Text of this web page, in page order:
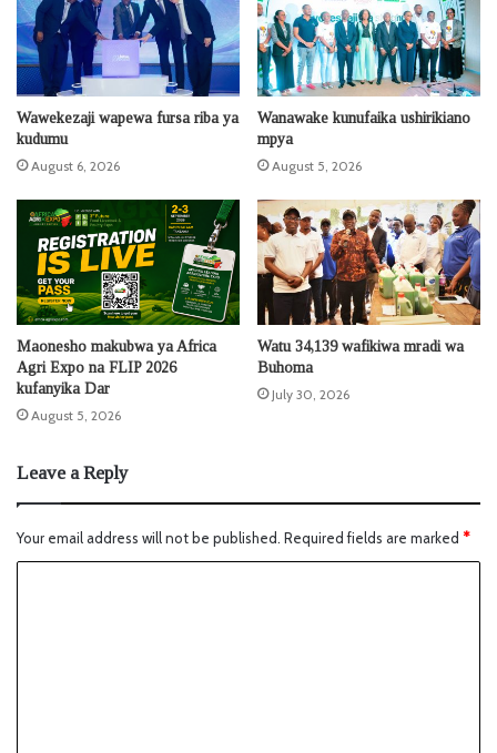
Wawekezaji wapewa fursa riba ya
kudumu
August 6, 2026
Wanawake kunufaika ushirikiano
mpya
August 5, 2026
Maonesho makubwa ya Africa
Agri Expo na FLIP 2026
kufanyika Dar
August 5, 2026
Watu 34,139 wafikiwa mradi wa
Buhoma
July 30, 2026
Leave a Reply
Your email address will not be published. Required fields are marked *